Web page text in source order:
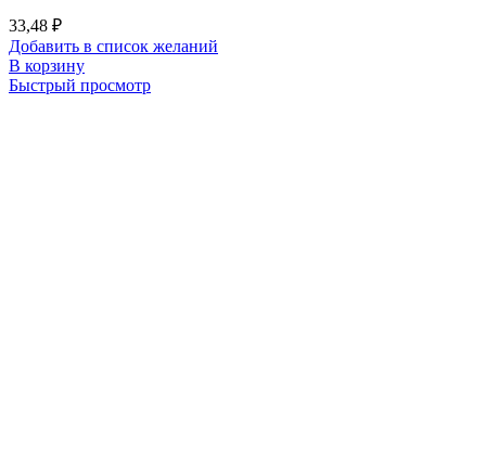
33,48 ₽
Добавить в список желаний
В корзину
Быстрый просмотр